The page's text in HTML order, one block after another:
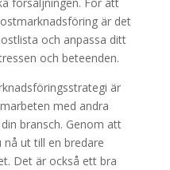
är det
och anpassa ditt
och beteenden.
är
med andra
bransch. Genom att
ut till en bredare
Det är också ett bra